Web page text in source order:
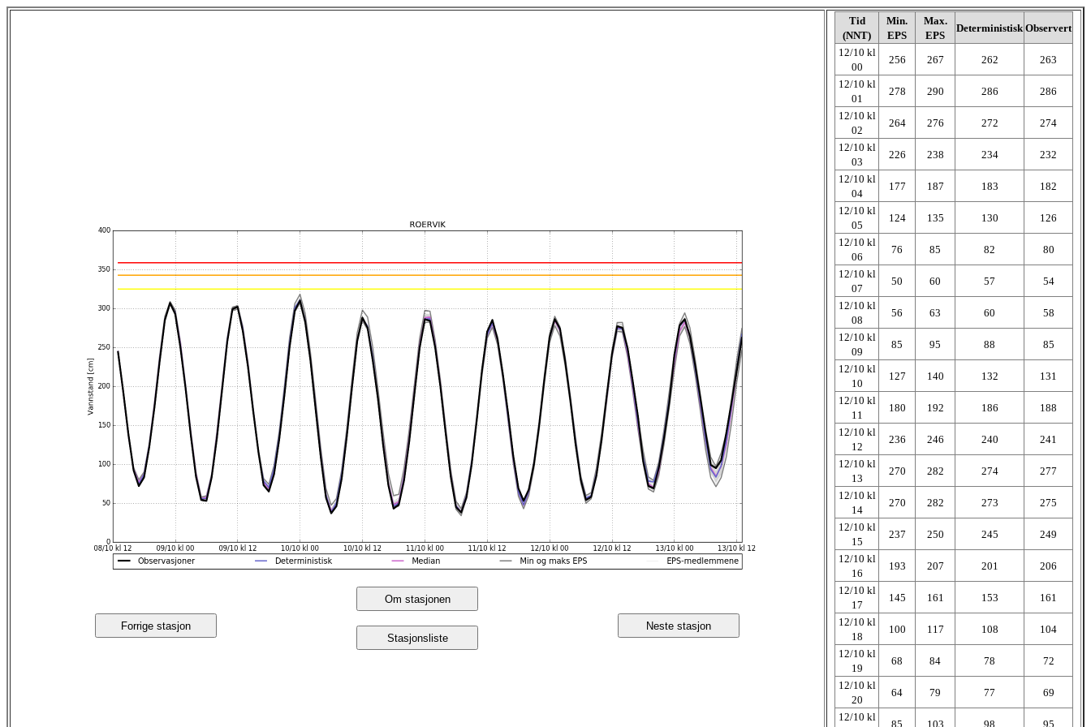
Forrige stasjon
Om stasjonen
Stasjonsliste
Neste stasjon
Tid
(NNT)
Min.
EPS
Max.
EPS
Deterministisk Observert
12/10 kl
00
256 267 262
263
12/10 kl
01
278 290 286
286
12/10 kl
02
264 276 272
274
12/10 kl
03
226 238 234
232
12/10 kl
04
177 187 183
182
12/10 kl
05
124 135 130
126
12/10 kl
06
76 85 82
80
12/10 kl
07
50 60 57
54
12/10 kl
08
56 63 60
58
12/10 kl
09
85 95 88
85
12/10 kl
10
127 140 132
131
12/10 kl
11
180 192 186
188
12/10 kl
12
236 246 240
241
12/10 kl
13
270 282 274
277
12/10 kl
14
270 282 273
275
12/10 kl
15
237 250 245
249
12/10 kl
16
193 207 201
206
12/10 kl
17
145 161 153
161
12/10 kl
18
100 117 108
104
12/10 kl
19
68 84 78
72
12/10 kl
20
64 79 77
69
12/10 kl
85 103 98 95